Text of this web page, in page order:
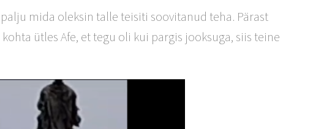
mida oleksin talle teisiti soovitanud teha. Pärast
ütles Afe, et tegu oli kui pargis jooksuga, siis teine